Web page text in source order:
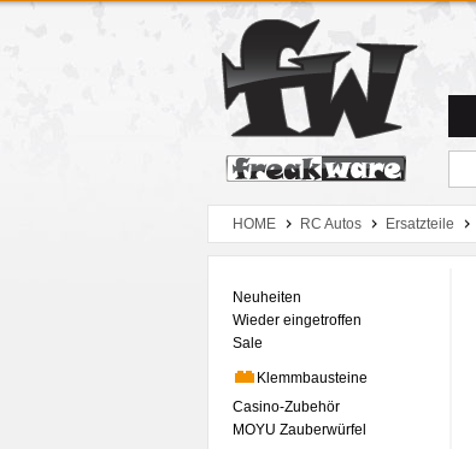
Zum Hauptmenue
Zum Seiteninhalt
Zum Warenkob
HOME RC Autos Ersatzteile
Neuheiten
Wieder eingetroffen
Sale
Klemmbausteine
Casino-Zubehör
MOYU Zauberwürfel